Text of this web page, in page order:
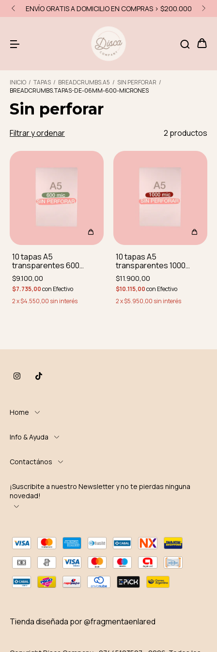
ENVÍO GRATIS A DOMICILIO EN COMPRAS > $200.000
INICIO / TAPAS / BREADCRUMBS.A5 / SIN PERFORAR /
BREADCRUMBS.TAPAS-DE-06MM-600-MICRONES
Sin perforar
Filtrar y ordenar 2 productos
10 tapas A5
transparentes 600
micrones (0.6 mm)
REDONDEADAS SIN
PERFORAR
$9.100,00
$7.735,00con Efectivo
2x$4.550,00 sin interés
10 tapas A5
transparentes 1000
micrones (1 mm)
REDONDEADAS SIN
PERFORAR
$11.900,00
$10.115,00con Efectivo
2x$5.950,00 sin interés
Home
Info & Ayuda
Contactános
¡Suscribite a nuestro Newsletter y no te pierdas ninguna
novedad!
Tienda diseñada por @fragmentaenlared